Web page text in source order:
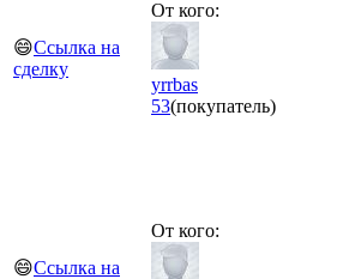
😄Ссылка на
сделку
От кого:
yrrbas
53(покупатель)
😄Ссылка на
От кого: